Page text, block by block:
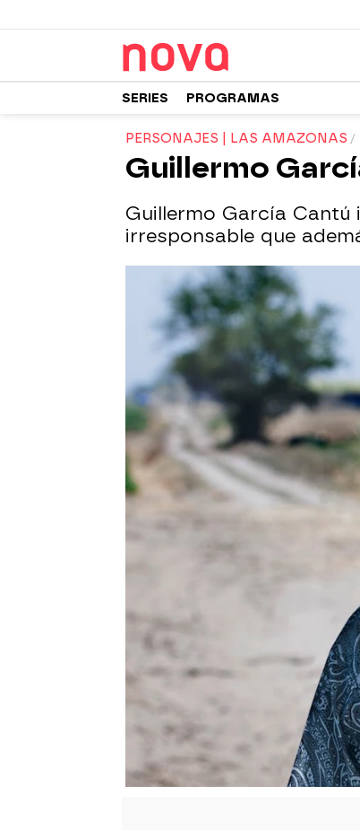
SERIES PROGRAMAS
PERSONAJES | LAS AMAZONAS
Guillermo
Guillermo García Cantú
irresponsable que